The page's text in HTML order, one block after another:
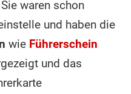
waren schon
und haben die
wie Führerschein
und das